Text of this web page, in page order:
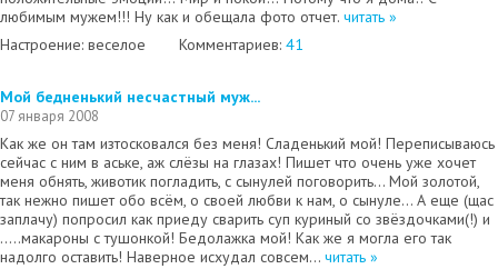
любимым мужем!!! Ну как и обещала фото отчет. читать »
Настроение: веселое
Комментариев: 41
Мой бедненький несчастный муж...
07 января 2008
Как же он там изтосковался без меня! Сладенький мой! Переписываюсь
сейчас с ним в аське, аж слёзы на глазах! Пишет что очень уже хочет
меня обнять, животик погладить, с сынулей поговорить... Мой золотой,
так нежно пишет обо всём, о своей любви к нам, о сынуле... А еще (щас
заплачу) попросил как приеду сварить суп куриный со звёздочками(!) и
.....макароны с тушонкой! Бедолажка мой! Как же я могла его так
надолго оставить! Наверное исхудал совсем... читать »